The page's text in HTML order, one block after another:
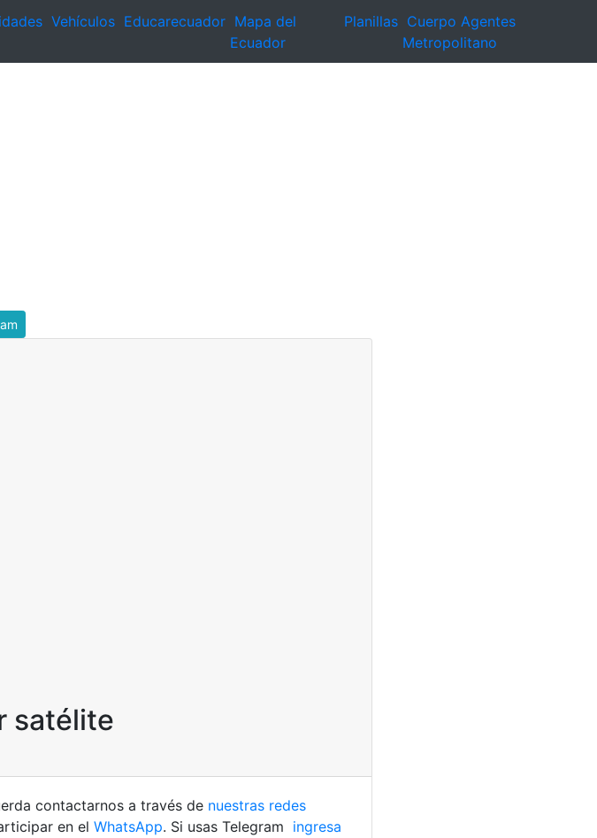
Vehículos Educarecuador Mapa del
Ecuador
Planillas Cuerpo Agentes
Metropolitano
satélite
contactarnos a través de nuestras redes
en el WhatsApp. Si usas Telegram ingresa